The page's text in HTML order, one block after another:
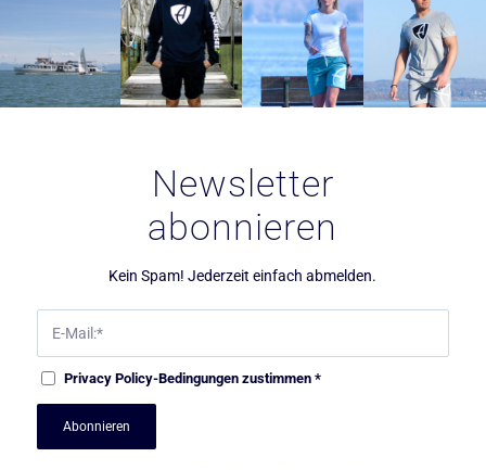
Newsletter
abonnieren
Kein Spam! Jederzeit einfach abmelden.
Privacy Policy-Bedingungen zustimmen *